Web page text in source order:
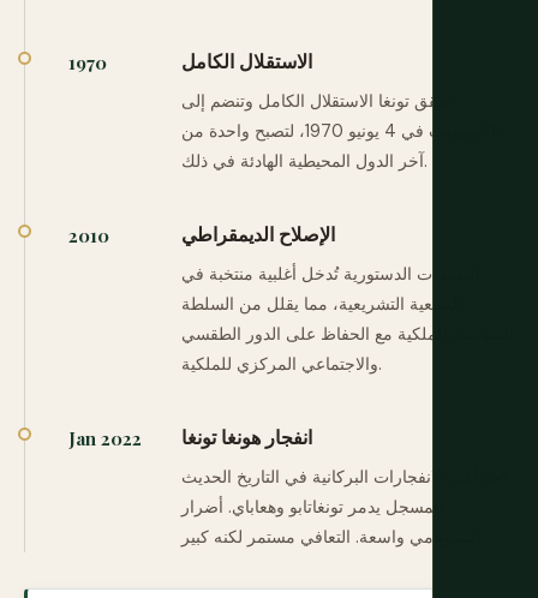
1970 الاستقلال الكامل
تحقق تونغا الاستقلال الكامل وتنضم إلى
الكومنولث في 4 يونيو 1970، لتصبح واحدة من
آخر الدول المحيطية الهادئة في ذلك.
2010 الإصلاح الديمقراطي
التغييرات الدستورية تُدخل أغلبية منتخبة في
الجمعية التشريعية، مما يقلل من السلطة
السياسية الملكية مع الحفاظ على الدور الطقسي
والاجتماعي المركزي للملكية.
Jan 2022 انفجار هونغا تونغا
أحد أكبر الانفجارات البركانية في التاريخ الحديث
المسجل يدمر تونغاتابو وهعاباي. أضرار